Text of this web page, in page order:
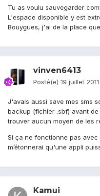
Tu as voulu sauvegarder
L'espace disponible y est
Bouygues, j'ai de la place
vinven6413
Posté(e) 19 juillet 2011
J'avais aussi save mes sms
backup (fichier .sbf) avant
trouver aucun moyen de les
Si ça ne fonctionne pas
m’étonnerai qu'une appli
Kamui